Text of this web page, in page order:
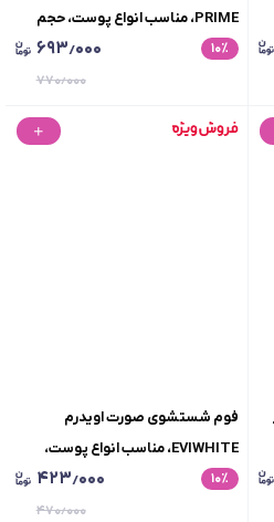
PRIME، مناسب انواع پوست، حجم
175 میلی لیتر۱۰٪ ۶۹۳٫۰۰۰
۷۷۰٫۰۰۰
فوم شستشوی صورت اویدرم
EVIWHITE، مناسب انواع پوست،
حجم 150 میلی لیتر
۱۰٪ ۴۲۳٫۰۰۰
۴۷۰٫۰۰۰